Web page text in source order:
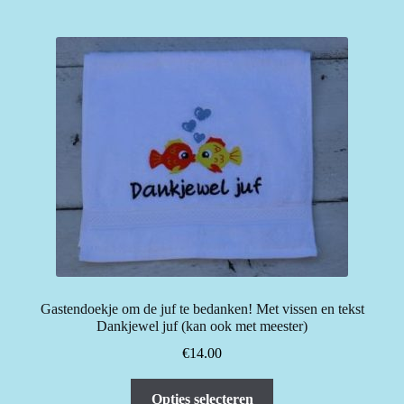
Deze
Gastendoekje om de juf te bedanken! Met vissen en tekst
Dankjewel juf (kan ook met meester)
€14.00
Opties selecteren